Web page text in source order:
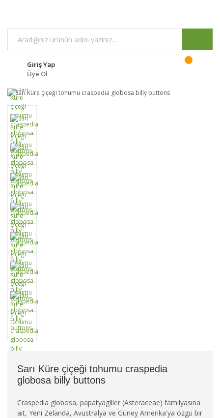
Giriş Yap
Üye Ol
Sarı Küre çiçeği tohumu craspedia
globosa billy buttons
Craspedia globosa, papatyagiller (Asteraceae) familyasına
ait, Yeni Zelanda, Avustralya ve Güney Amerika'ya özgü bir